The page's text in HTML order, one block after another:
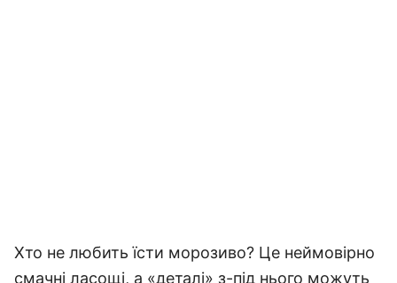
Хто не любить їсти морозиво? Це неймовірно
смачні ласощі, а «деталі» з-під нього можуть